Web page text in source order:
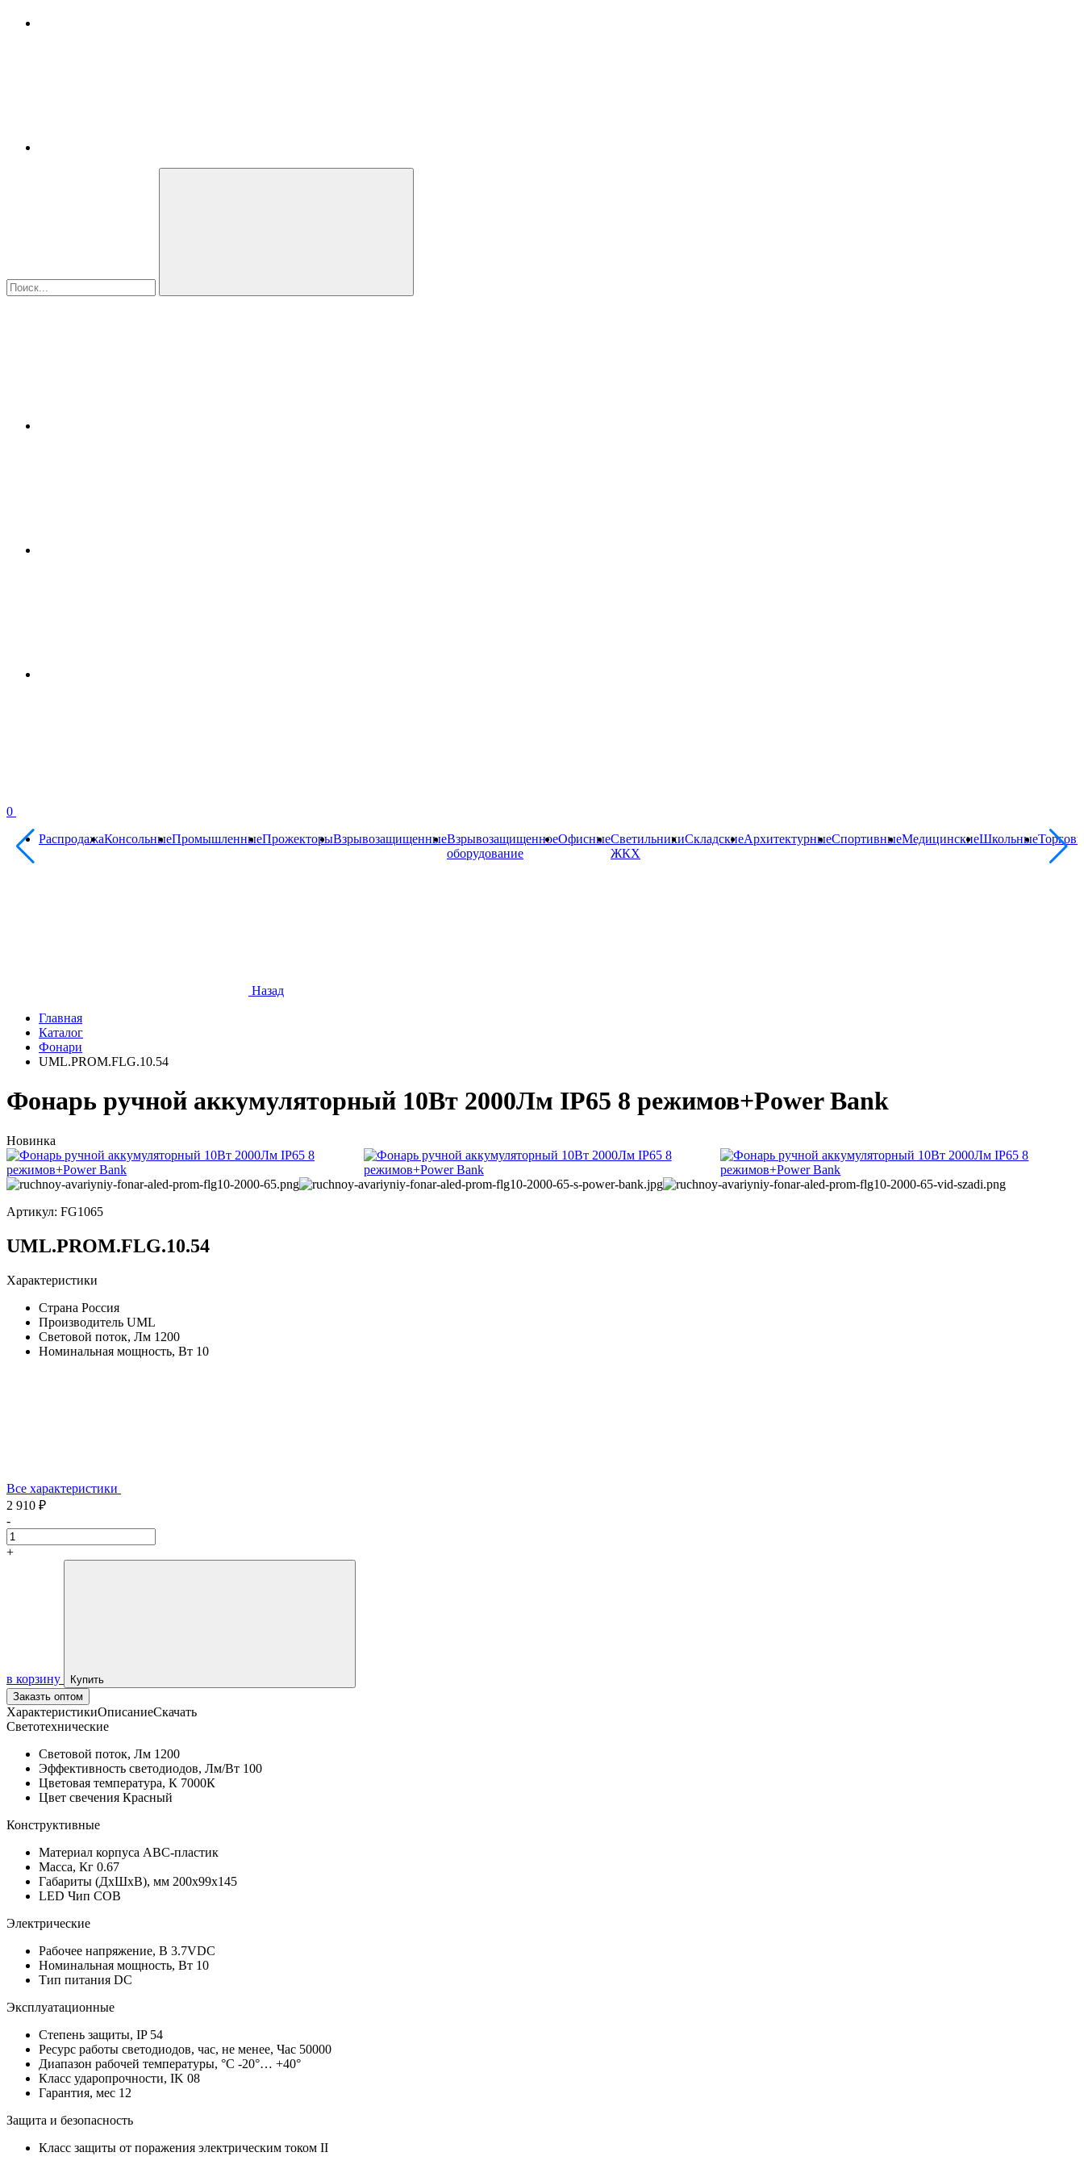
0
РаспродажаКонсольныеПромышленныеПрожекторыВзрывозащищенныеВзрывозащищенное
оборудование
ОфисныеCветильники
ЖКХ
СкладскиеАрхитектурныеСпортивныеМедицинскиеШкольные
Назад
Главная
Каталог
Фонари
UML.PROM.FLG.10.54
Фонарь ручной аккумуляторный 10Вт 2000Лм IP65 8 режимов+Power Bank
Новинка
Артикул: FG1065
UML.PROM.FLG.10.54
Характеристики
Страна Россия
Производитель UML
Световой поток, Лм 1200
Номинальная мощность, Вт 10
Все характеристики
2 910 ₽
-
+
в корзину
Купить
Заказть оптом
ХарактеристикиОписаниеСкачать
Светотехнические
Световой поток, Лм 1200
Эффективность светодиодов, Лм/Вт 100
Цветовая температура, К 7000К
Цвет свечения Красный
Конструктивные
Материал корпуса ABC-пластик
Масса, Кг 0.67
Габариты (ДхШхВ), мм 200х99х145
LED Чип COB
Электрические
Рабочее напряжение, В 3.7VDC
Номинальная мощность, Вт 10
Тип питания DC
Эксплуатационные
Степень защиты, IP 54
Ресурс работы светодиодов, час, не менее, Час 50000
Диапазон рабочей температуры, °С -20°… +40°
Класс ударопрочности, IK 08
Гарантия, мес 12
Защита и безопасность
Класс защиты от поражения электрическим током II